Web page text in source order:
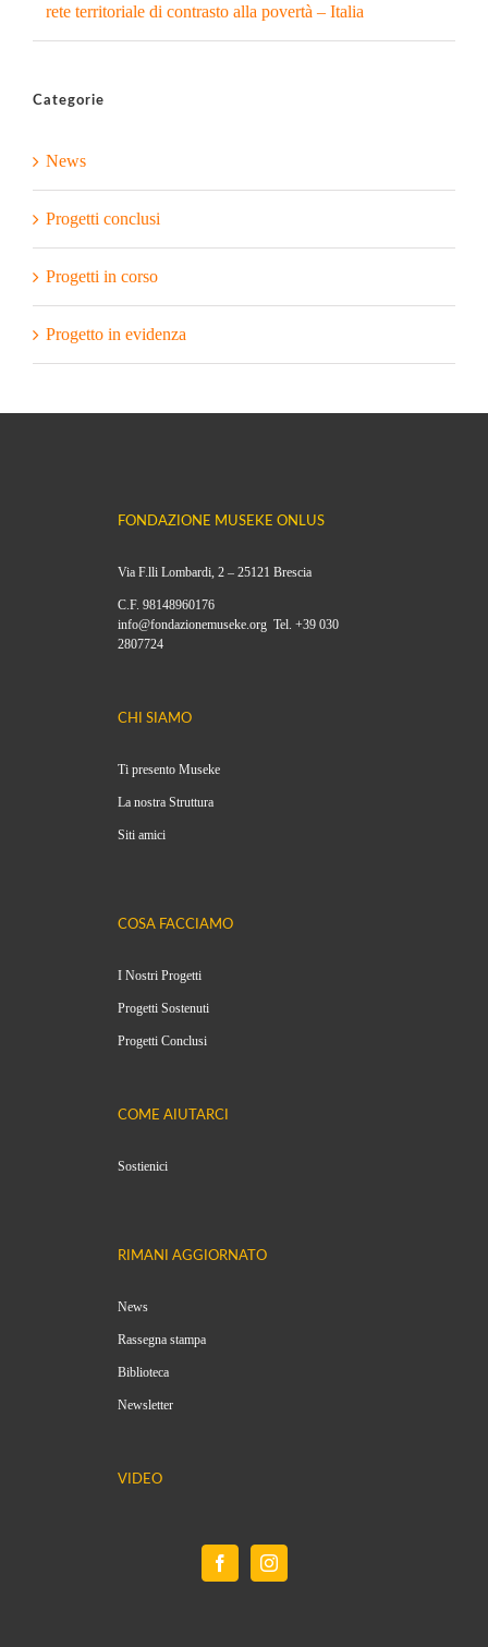
rete territoriale di contrasto alla povertà – Italia
Categorie
News
Progetti conclusi
Progetti in corso
Progetto in evidenza
FONDAZIONE MUSEKE ONLUS
Via F.lli Lombardi, 2 – 25121 Brescia
C.F. 98148960176
info@fondazionemuseke.org Tel. +39 030
2807724
CHI SIAMO
Ti presento Museke
La nostra Struttura
Siti amici
COSA FACCIAMO
I Nostri Progetti
Progetti Sostenuti
Progetti Conclusi
COME AIUTARCI
Sostienici
RIMANI AGGIORNATO
News
Rassegna stampa
Biblioteca
Newsletter
VIDEO